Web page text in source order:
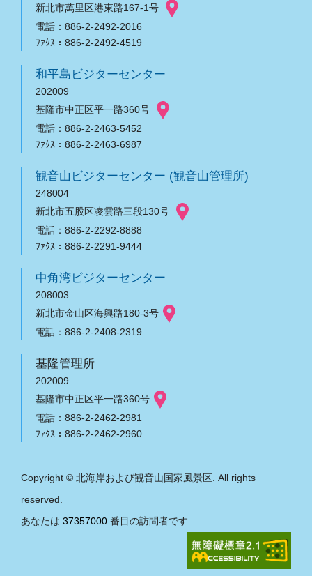
新北市萬里区港東路167-1号
電話：886-2-2492-2016
ﾌｧｸｽ：886-2-2492-4519
和平島ビジターセンター
202009
基隆市中正区平一路360号
電話：886-2-2463-5452
ﾌｧｸｽ：886-2-2463-6987
観音山ビジターセンター (観音山管理所)
248004
新北市五股区凌雲路三段130号
電話：886-2-2292-8888
ﾌｧｸｽ：886-2-2291-9444
中角湾ビジターセンター
208003
新北市金山区海興路180-3号
電話：886-2-2408-2319
基隆管理所
202009
基隆市中正区平一路360号
電話：886-2-2462-2981
ﾌｧｸｽ：886-2-2462-2960
Copyright © 北海岸および観音山国家風景区. All rights
reserved.
あなたは 37357000 番目の訪問者です